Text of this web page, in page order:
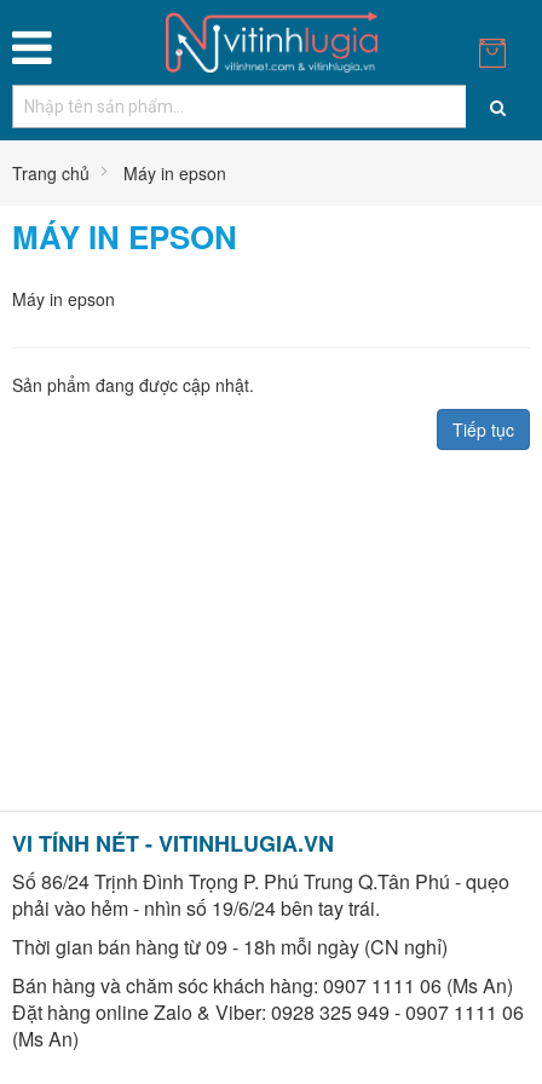
Trang chủ Máy in epson
MÁY IN EPSON
Máy in epson
Sản phẩm đang được cập nhật.
Tiếp tục
VI TÍNH NÉT - VITINHLUGIA.VN
Số 86/24 Trịnh Đình Trọng P. Phú Trung Q.Tân Phú - quẹo
phải vào hẻm - nhìn số 19/6/24 bên tay trái.
Thời gian bán hàng từ 09 - 18h mỗi ngày (CN nghỉ)
Bán hàng và chăm sóc khách hàng: 0907 1111 06 (Ms An)
Đặt hàng online Zalo & Viber: 0928 325 949 - 0907 1111 06
(Ms An)